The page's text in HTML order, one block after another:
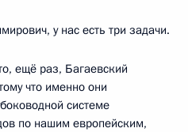
у нас есть три задачи.
ещё раз, Багаевский
что именно они
системе
по нашим европейским,